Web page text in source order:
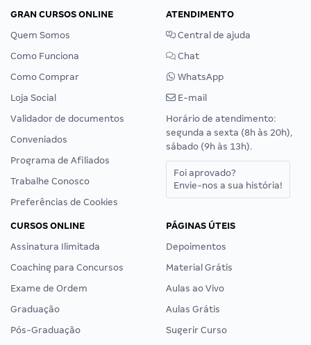
GRAN CURSOS ONLINE
Quem Somos
Como Funciona
Como Comprar
Loja Social
Validador de documentos
Conveniados
Programa de Afiliados
Trabalhe Conosco
Preferências de Cookies
ATENDIMENTO
Central de ajuda
Chat
WhatsApp
E-mail
Horário de atendimento:
segunda a sexta (8h às 20h),
sábado (9h às 13h).
Foi aprovado?
Envie-nos a sua história!
CURSOS ONLINE
Assinatura Ilimitada
Coaching para Concursos
Exame de Ordem
Graduação
Pós-Graduação
PÁGINAS ÚTEIS
Depoimentos
Material Grátis
Aulas ao Vivo
Aulas Grátis
Sugerir Curso